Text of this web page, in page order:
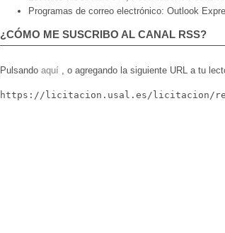
Programas de correo electrónico: Outlook
¿CÓMO ME SUSCRIBO AL CANAL RSS?
Pulsando aquí , o agregando la siguiente URL a tu
https://licitacion.usal.es/licitacion/